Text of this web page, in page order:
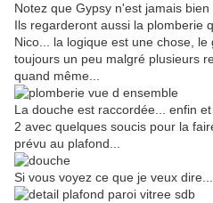
Notez que Gypsy n'est jamais bien
Ils regarderont aussi la plomberie
Nico... la logique est une chose,
toujours un peu malgré plusieurs
quand même...
La douche est raccordée... enfin
2 avec quelques soucis pour la
prévu au plafond...
Si vous voyez ce que je veux dire...